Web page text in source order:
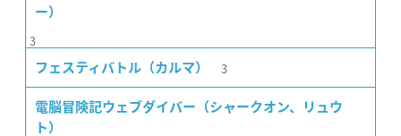
ー）
3
フェスティバトル（カルマ） 3
電脳冒険記ウェブダイバー（シャークオン、リュウ
ト）